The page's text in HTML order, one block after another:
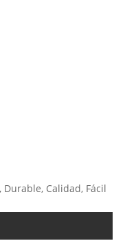
Calidad, Fácil